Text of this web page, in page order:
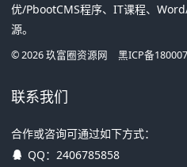
优/PbootCMS程序、IT课程、
源。
©2026玖富圈资源网 黑ICP备
联系我们
合作或咨询可通过如下方式：
QQ： 2406785858